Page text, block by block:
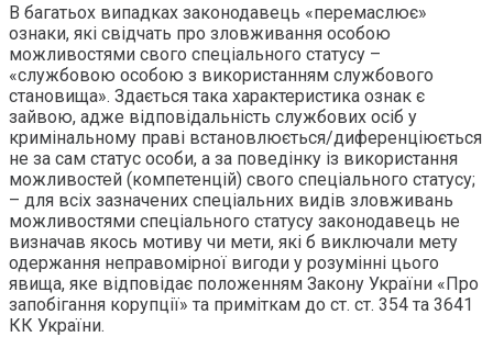
В багатьох випадках законодавець «перемаслює»
ознаки, які свідчать про зловживання особою
можливостями свого спеціального статусу –
«службовою особою з використанням службового
становища». Здається така характеристика ознак є
зайвою, адже відповідальність службових осіб у
кримінальному праві встановлюється/диференціюється
не за сам статус особи, а за поведінку із використання
можливостей (компетенцій) свого спеціального статусу;
– для всіх зазначених спеціальних видів зловживань
можливостями спеціального статусу законодавець не
визначав якось мотиву чи мети, які б виключали мету
одержання неправомірної вигоди у розумінні цього
явища, яке відповідає положенням Закону України «Про
запобігання корупції» та приміткам до ст. ст. 354 та 3641
КК України.